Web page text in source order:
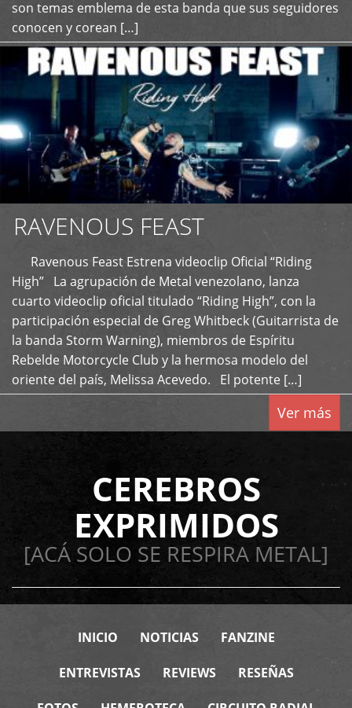
son temas emblema de esta banda que sus seguidores
conocen y corean […]
RAVENOUS FEAST
Ravenous Feast Estrena videoclip Oficial “Riding
High” La agrupación de Metal venezolano, lanza
cuarto videoclip oficial titulado “Riding High”, con la
participación especial de Greg Whitbeck (Guitarrista de
la banda Storm Warning), miembros de Espíritu
Rebelde Motorcycle Club y la hermosa modelo del
oriente del país, Melissa Acevedo. El potente […]
Ver más
CEREBROS
EXPRIMIDOS
[ACÁ SOLO SE RESPIRA METAL]
INICIO NOTICIAS FANZINE
ENTREVISTAS REVIEWS RESEÑAS